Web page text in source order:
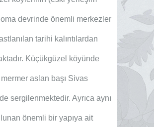
devrinde önemli merkezler
tarihi kalıntılardan
Küçükgüzel köyünde
aslan başı Sivas
sergilenmektedir. Ayrıca aynı
önemli bir yapıya ait